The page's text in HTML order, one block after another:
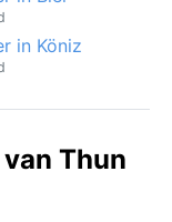
in Köniz
Thun